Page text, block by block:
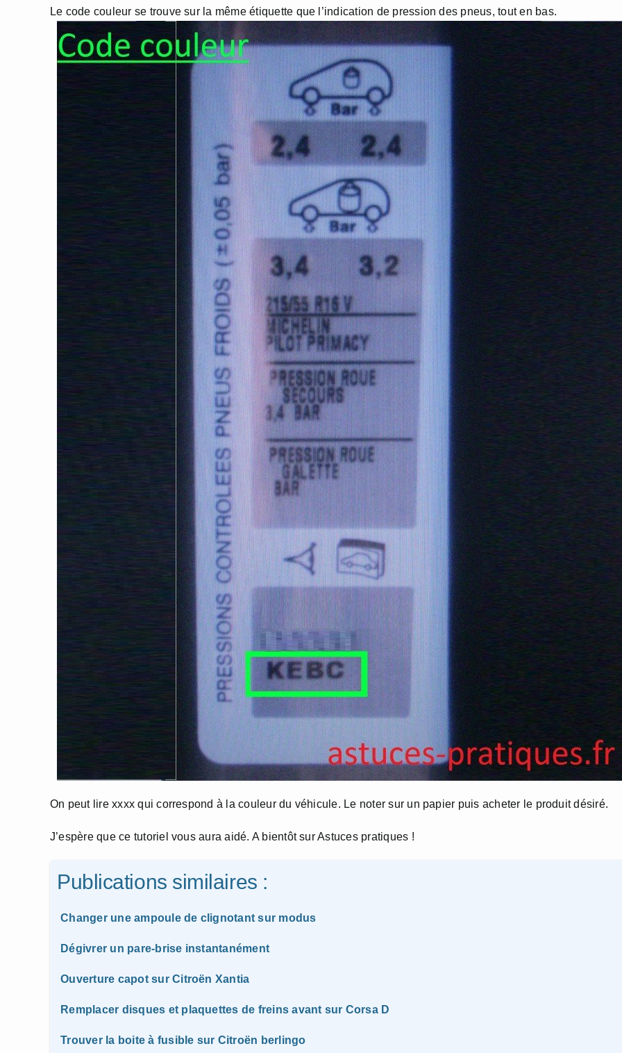
Le code couleur se trouve sur la même étiquette que l’indication de pression des pneus, tout en bas.
On peut lire xxxx qui correspond à la couleur du véhicule. Le noter sur un papier puis acheter le produit désiré.
J’espère que ce tutoriel vous aura aidé. A bientôt sur Astuces pratiques !
Publications similaires :
Changer une ampoule de clignotant sur modus
Dégivrer un pare-brise instantanément
Ouverture capot sur Citroën Xantia
Remplacer disques et plaquettes de freins avant sur Corsa D
Trouver la boite à fusible sur Citroën berlingo